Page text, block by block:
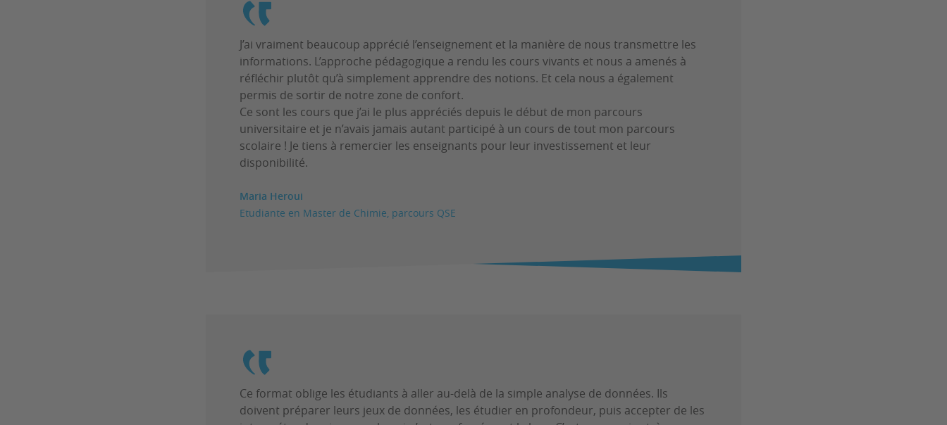
J’ai vraiment beaucoup apprécié l’enseignement et la manière de nous transmettre les
informations. L’approche pédagogique a rendu les cours vivants et nous a amenés à
réfléchir plutôt qu’à simplement apprendre des notions. Et cela nous a également
permis de sortir de notre zone de confort.
Ce sont les cours que j’ai le plus appréciés depuis le début de mon parcours
universitaire et je n’avais jamais autant participé à un cours de tout mon parcours
scolaire ! Je tiens à remercier les enseignants pour leur investissement et leur
disponibilité.
Maria Heroui
Etudiante en Master de Chimie, parcours QSE
Ce format oblige les étudiants à aller au-delà de la simple analyse de données. Ils
doivent préparer leurs jeux de données, les étudier en profondeur, puis accepter de les